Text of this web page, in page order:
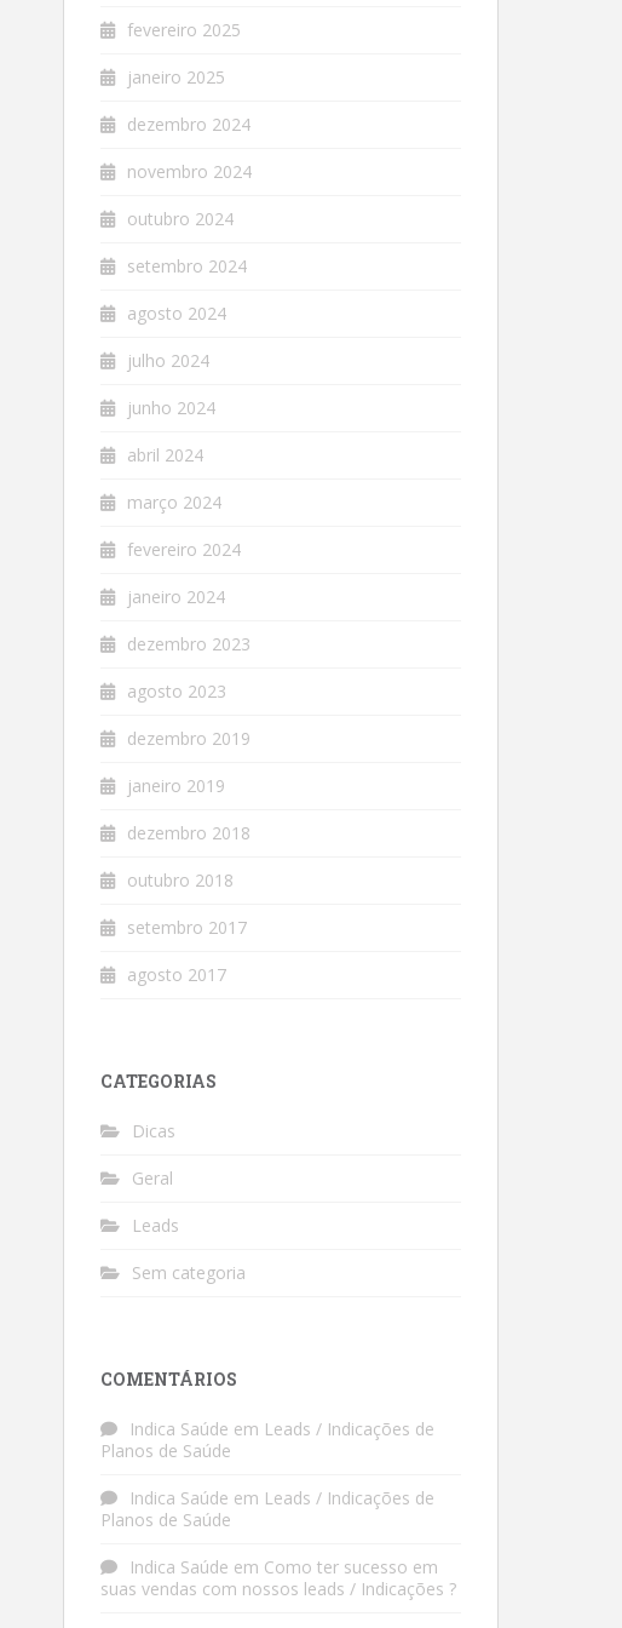
fevereiro 2025
janeiro 2025
dezembro 2024
novembro 2024
outubro 2024
setembro 2024
agosto 2024
julho 2024
junho 2024
abril 2024
março 2024
fevereiro 2024
janeiro 2024
dezembro 2023
agosto 2023
dezembro 2019
janeiro 2019
dezembro 2018
outubro 2018
setembro 2017
agosto 2017
CATEGORIAS
Dicas
Geral
Leads
Sem categoria
COMENTÁRIOS
Indica Saúde em Leads / Indicações de
Planos de Saúde
Indica Saúde em Leads / Indicações de
Planos de Saúde
Indica Saúde em Como ter sucesso em
suas vendas com nossos leads / Indicações ?